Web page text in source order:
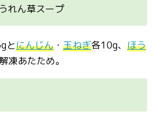
れん草スープ
とにんじん ・ 玉ねぎ各10g、 ほう
凍あたため。